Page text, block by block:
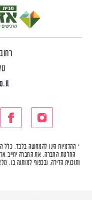
רחוב
* ההדמיות הינן להמחשה בלבד. כלל
החלטת החברה. את החברה יחייב
ותוכנית הדירה, ובכפוף למותנה בו.